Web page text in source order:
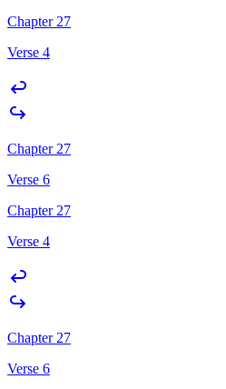
Chapter 27
Verse 4
Chapter 27
Verse 6
Chapter 27
Verse 4
Chapter 27
Verse 6